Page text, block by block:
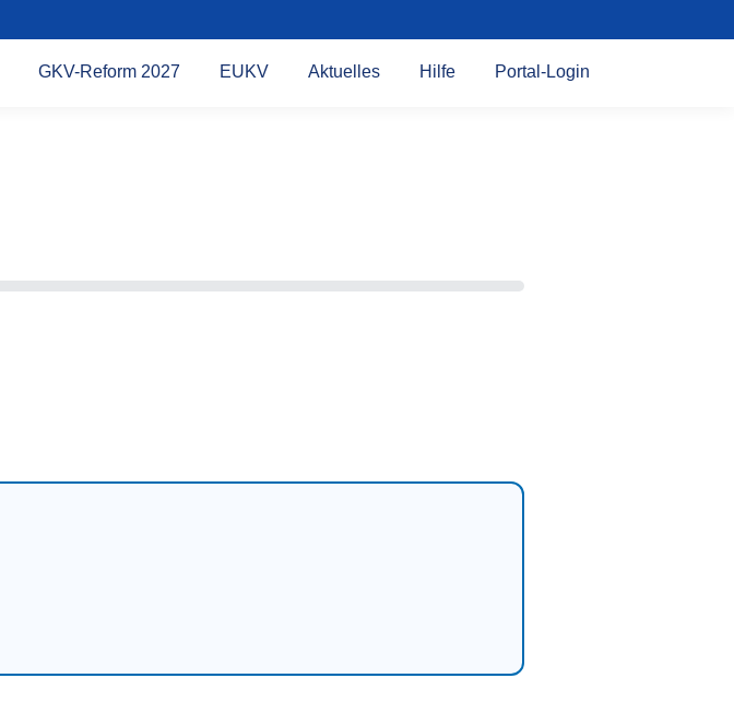
GKV-Reform 2027 EUKV Aktuelles Hilfe Portal-Login